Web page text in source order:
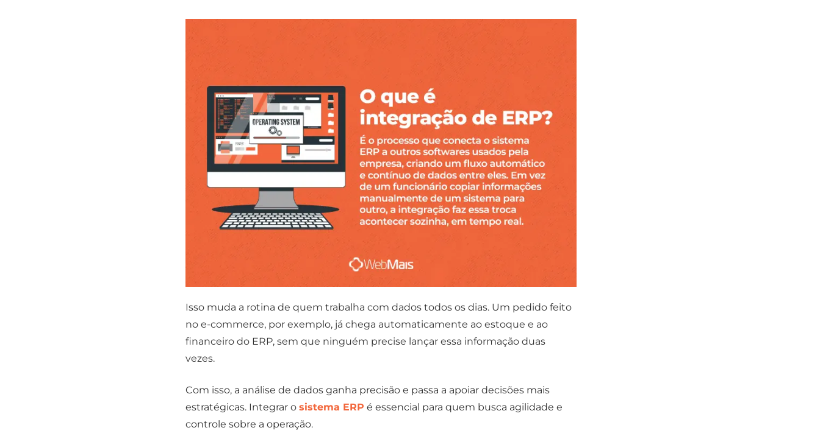
Isso muda a rotina de quem trabalha com dados todos os dias. Um pedido feito
no e-commerce, por exemplo, já chega automaticamente ao estoque e ao
financeiro do ERP, sem que ninguém precise lançar essa informação duas
vezes.
Com isso, a análise de dados ganha precisão e passa a apoiar decisões mais
estratégicas. Integrar o sistema ERP é essencial para quem busca agilidade e
controle sobre a operação.